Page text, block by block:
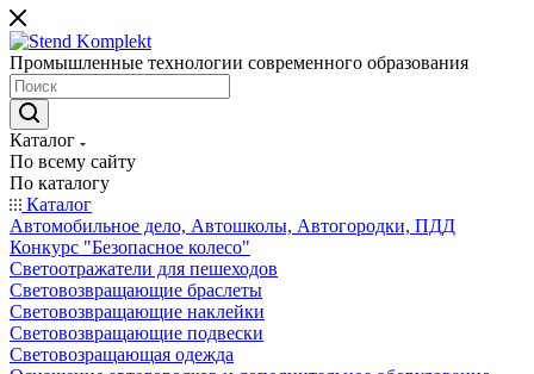
Промышленные технологии современного образования
Каталог
По всему сайту
По каталогу
Каталог
Автомобильное дело, Автошколы, Автогородки, ПДД
Конкурс "Безопасное колесо"
Светоотражатели для пешеходов
Световозвращающие браслеты
Световозвращающие наклейки
Световозвращающие подвески
Световозращающая одежда